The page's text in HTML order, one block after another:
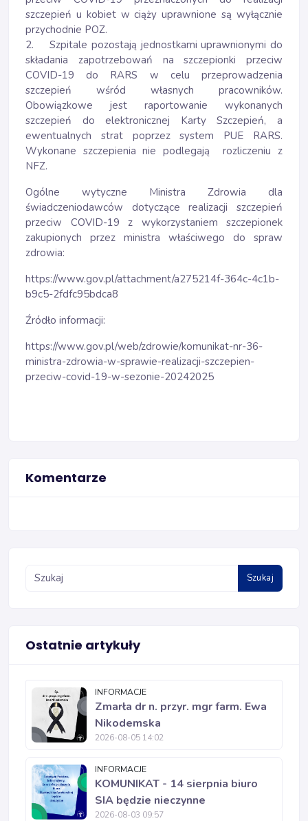
szczepień u kobiet w ciąży uprawnione są wyłącznie
przychodnie POZ.
2. Szpitale pozostają jednostkami uprawnionymi do
składania zapotrzebowań na szczepionki przeciw
COVID-19 do RARS w celu przeprowadzenia
szczepień wśród własnych pracowników.
Obowiązkowe jest raportowanie wykonanych
szczepień do elektronicznej Karty Szczepień, a
ewentualnych strat poprzez system PUE RARS.
Wykonane szczepienia nie podlegają rozliczeniu z
NFZ.
Ogólne wytyczne Ministra Zdrowia dla
świadczeniodawców dotyczące realizacji szczepień
przeciw COVID-19 z wykorzystaniem szczepionek
zakupionych przez ministra właściwego do spraw
zdrowia:
https://www.gov.pl/attachment/a275214f-364c-4c1b-
b9c5-2fdfc95bdca8
Źródło informacji:
https://www.gov.pl/web/zdrowie/komunikat-nr-36-
ministra-zdrowia-w-sprawie-realizacji-szczepien-
przeciw-covid-19-w-sezonie-20242025
Komentarze
Szukaj
Ostatnie artykuły
INFORMACJE
Zmarła dr n. przyr. mgr farm. Ewa
Nikodemska
2026-08-05 14:02
INFORMACJE
KOMUNIKAT - 14 sierpnia biuro
SIA będzie nieczynne
2026-08-03 09:57